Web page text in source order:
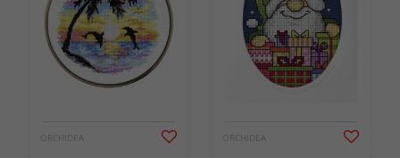
ORCHIDEA ORCHIDEA